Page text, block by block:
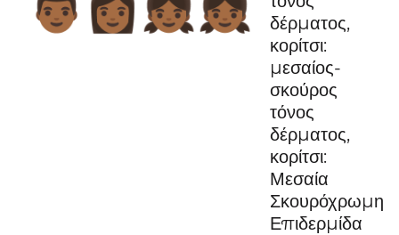
δέρματος,
κορίτσι:
μεσαίος-
σκούρος
τόνος
δέρματος,
κορίτσι:
Μεσαία
Σκουρόχρωμη
Επιδερμίδα